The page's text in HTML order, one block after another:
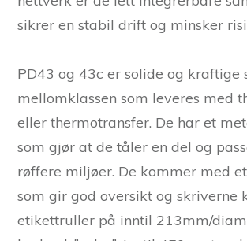
sikrer en stabil drift og minsker
PD43 og 43c er solide og kraftige
mellomklassen som leveres med
eller thermotransfer. De har et
som gjør at de tåler en del og
røffere miljøer. De kommer med
som gir god oversikt og skriverne
etikettruller på inntil 213mm/